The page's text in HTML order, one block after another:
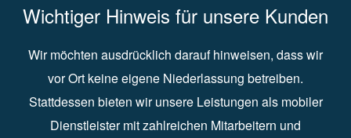
Wichtiger Hinweis für unsere Kunden
Wir möchten ausdrücklich darauf hinweisen, dass wir
vor Ort keine eigene Niederlassung betreiben.
Stattdessen bieten wir unsere Leistungen als mobiler
Dienstleister mit zahlreichen Mitarbeitern und